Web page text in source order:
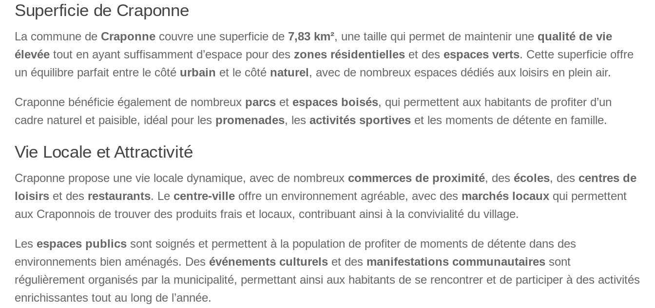
Superficie de Craponne
La commune de Craponne couvre une superficie de 7,83 km², une taille qui permet de maintenir une qualité de vie
élevée tout en ayant suffisamment d’espace pour des zones résidentielles et des espaces verts. Cette superficie offre
un équilibre parfait entre le côté urbain et le côté naturel, avec de nombreux espaces dédiés aux loisirs en plein air.
Craponne bénéficie également de nombreux parcs et espaces boisés, qui permettent aux habitants de profiter d’un
cadre naturel et paisible, idéal pour les promenades, les activités sportives et les moments de détente en famille.
Vie Locale et Attractivité
Craponne propose une vie locale dynamique, avec de nombreux commerces de proximité, des écoles, des centres de
loisirs et des restaurants. Le centre-ville offre un environnement agréable, avec des marchés locaux qui permettent
aux Craponnois de trouver des produits frais et locaux, contribuant ainsi à la convivialité du village.
Les espaces publics sont soignés et permettent à la population de profiter de moments de détente dans des
environnements bien aménagés. Des événements culturels et des manifestations communautaires sont
régulièrement organisés par la municipalité, permettant ainsi aux habitants de se rencontrer et de participer à des activités
enrichissantes tout au long de l’année.